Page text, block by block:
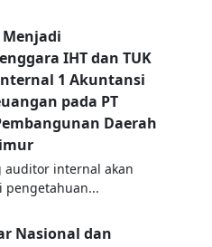
Menjadi
IHT dan TUK
1 Akuntansi
pada PT
Daerah
auditor internal akan
pengetahuan...
Nasional dan